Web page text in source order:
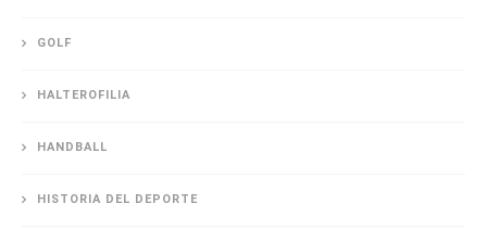
GOLF
HALTEROFILIA
HANDBALL
HISTORIA DEL DEPORTE